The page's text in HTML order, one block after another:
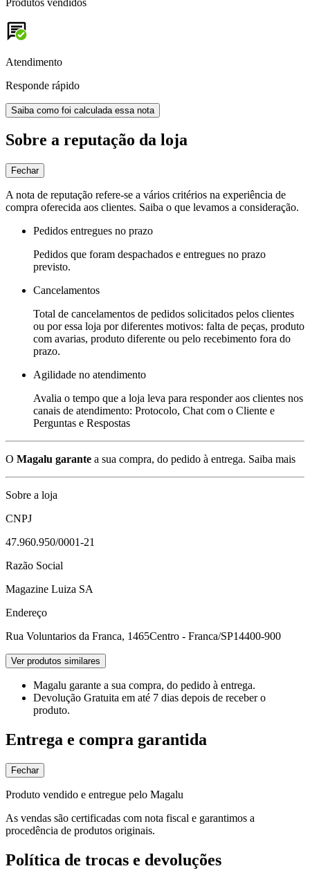
Atendimento
Responde rápido
Saiba como foi calculada essa nota
Sobre a reputação da loja
Fechar
A nota de reputação refere-se a vários critérios na experiência de
compra oferecida aos clientes. Saiba o que levamos a consideração.
Pedidos entregues no prazo
Pedidos que foram despachados e entregues no prazo
previsto.
Cancelamentos
Total de cancelamentos de pedidos solicitados pelos clientes
ou por essa loja por diferentes motivos: falta de peças, produto
com avarias, produto diferente ou pelo recebimento fora do
prazo.
Agilidade no atendimento
Avalia o tempo que a loja leva para responder aos clientes nos
canais de atendimento: Protocolo, Chat com o Cliente e
Perguntas e Respostas
O Magalu garante a sua compra, do pedido à entrega. Saiba mais
Sobre a loja
CNPJ
47.960.950/0001-21
Razão Social
Magazine Luiza SA
Endereço
Rua Voluntarios da Franca, 1465Centro - Franca/SP14400-900
Ver produtos similares
Magalu garante a sua compra, do pedido à entrega.
Devolução Gratuita em até 7 dias depois de receber o
produto.
Entrega e compra garantida
Fechar
Produto vendido e entregue pelo Magalu
As vendas são certificadas com nota fiscal e garantimos a
procedência de produtos originais.
Política de trocas e devoluções